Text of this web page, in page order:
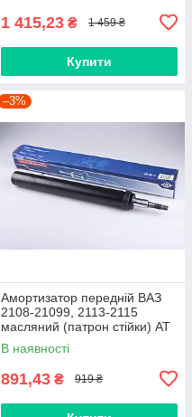
1 415,23 ₴ 1 459 ₴
Купити
–3%
Амортизатор передній ВАЗ
2108-21099, 2113-2115
масляний (патрон стійки) AT
В наявності
891,43 ₴ 919 ₴